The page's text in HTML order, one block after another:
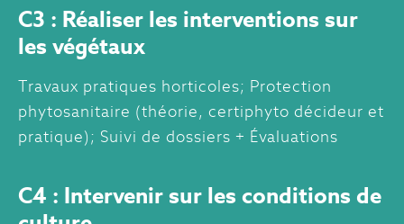
C3 : Réaliser les interventions sur
les végétaux
Travaux pratiques horticoles; Protection
phytosanitaire (théorie, certiphyto décideur et
pratique); Suivi de dossiers + Évaluations
C4 : Intervenir sur les conditions de